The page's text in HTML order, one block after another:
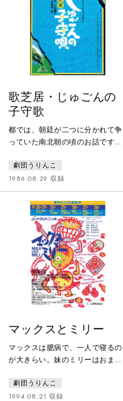
歌芝居・じゅごんの
子守歌
都では、朝廷が二つに分かれて争
っていた南北朝の頃のお話です。
う女の子と八兵衛爺とが暮らして
おりました。この爺は、若いころ
倭寇として遠く・朝鮮・中国の沿
岸で活躍しておりましたが、ある
海戦で、瀕死の中国人の女から預
かったのが赤ん坊のおもんだった
のです。ですから爺やは「おもん
のかかやんは、じゅごんになっ
て、西の海へおとうを探しに行っ
とる」と言いきかせて育てまし
た。それを固く
劇団うりんこ
1986.08.29 収録
マックスとミリー
マックスは臆病で、一人で寝るの
が大きらい。妹のミリーはおませ
は公演でペーターに会いました。
本当は友達が欲しいのにうまく友
劇団うりんこ
1994.08.21 収録